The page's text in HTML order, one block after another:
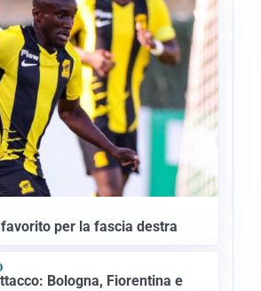
per la fascia destra
Bologna, Fiorentina e